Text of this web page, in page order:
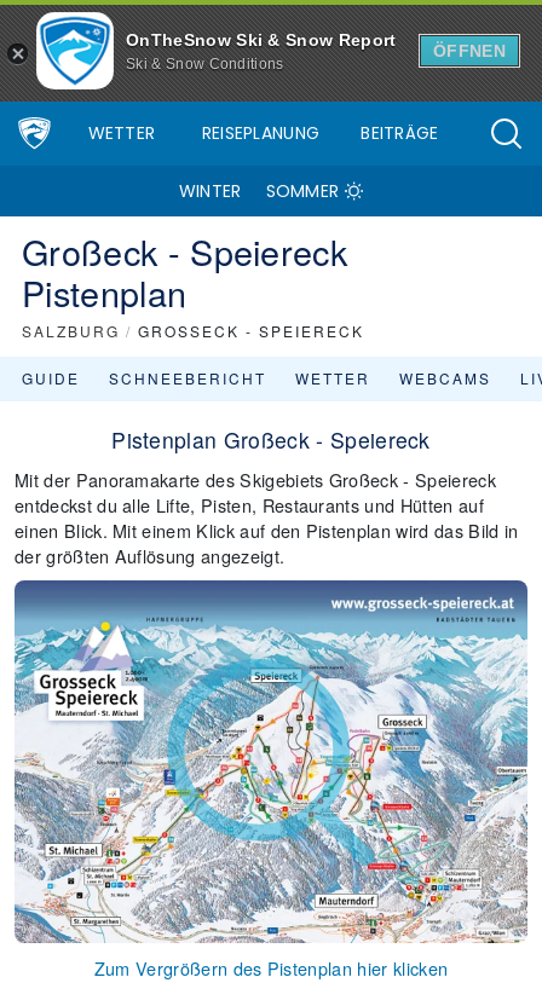
OnTheSnow Ski & Snow Report
Ski & Snow Conditions
ÖFFNEN
WETTER REISEPLANUNG BEITRÄGE
WINTER SOMMER
Großeck - Speiereck
Pistenplan
SALZBURG / GROSSECK - SPEIERECK
GUIDE SCHNEEBERICHT WETTER WEBCAMS
Pistenplan Großeck - Speiereck
Mit der Panoramakarte des Skigebiets Großeck - Speiereck
entdeckst du alle Lifte, Pisten, Restaurants und Hütten auf
einen Blick. Mit einem Klick auf den Pistenplan wird das Bild in
der größten Auflösung angezeigt.
Zum Vergrößern des Pistenplan hier klicken